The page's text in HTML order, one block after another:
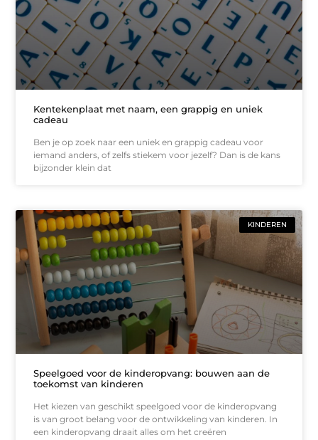
Kentekenplaat met naam, een grappig en uniek
cadeau
Ben je op zoek naar een uniek en grappig cadeau voor
iemand anders, of zelfs stiekem voor jezelf? Dan is de kans
bijzonder klein dat
KINDEREN
Speelgoed voor de kinderopvang: bouwen aan de
toekomst van kinderen
Het kiezen van geschikt speelgoed voor de kinderopvang
is van groot belang voor de ontwikkeling van kinderen. In
een kinderopvang draait alles om het creëren